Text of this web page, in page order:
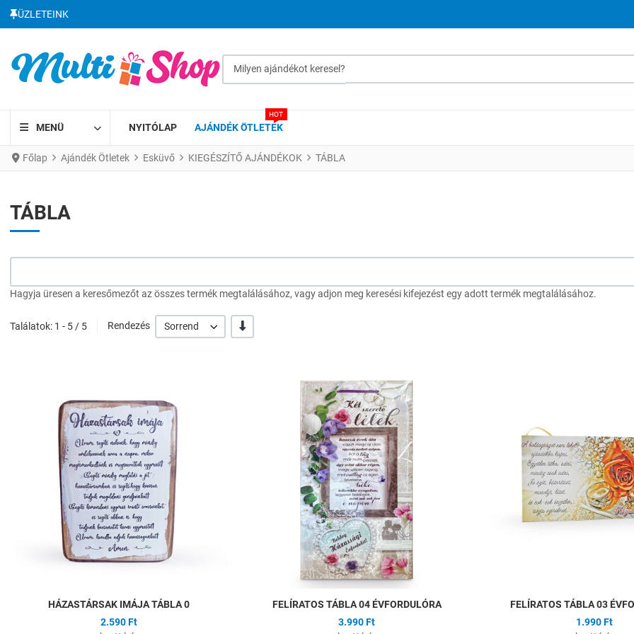
ÜZLETEINK
MENÜ NYITÓLAP AJÁNDÉK ÖTLETEK
HOT
Főlap Ajándék Ötletek Esküvő KIEGÉSZÍTŐ AJÁNDÉKOK TÁBLA
TÁBLA
Hagyja üresen a keresőmezőt az összes termék megtalálásához, vagy adjon meg keresési kifejezést egy adott termék megtalálásához.
Találatok: 1 - 5 / 5 Rendezés Sorrend -/+
Hozzáadás a kívánságlistához
Összehasonlítás
HÁZASTÁRSAK IMÁJA TÁBLA 0
2.590 Ft
Gyors nézet
FELÍRATOS TÁBLA 04 ÉVFORDULÓRA
3.990 Ft
FELÍRATOS TÁBLA 03
1.990 Ft